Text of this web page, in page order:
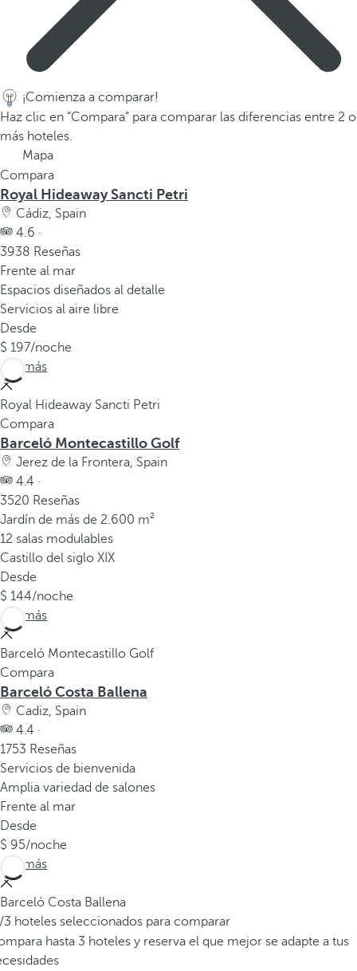
p
c
n
d
e
l
a
v
e
n
t
a
a
e
m
e
r
g
e
n
t
e
.
¡Comienza a comparar!
Haz clic en “Compara” para comparar las diferencias entre 2 o
más hoteles.
Mapa
Compara
Royal Hideaway Sancti Petri
Cádiz, Spain
4.6 ·
3938 Reseñas
Frente al mar
Espacios diseñados al detalle
Servicios al aire libre
Desde
197/noche
Ver más
Royal Hideaway Sancti Petri
Compara
Barceló Montecastillo Golf
Jerez de la Frontera, Spain
4.4 ·
3520 Reseñas
Jardín de más de 2.600 m²
12 salas modulables
Castillo del siglo XIX
Desde
144/noche
Ver más
Barceló Montecastillo Golf
Compara
Barceló Costa Ballena
Cadiz, Spain
4.4 ·
1753 Reseñas
Servicios de bienvenida
Amplia variedad de salones
Frente al mar
Desde
95/noche
Ver más
Barceló Costa Ballena
/3 hoteles seleccionados para comparar
hasta 3 hoteles y reserva el que mejor se adapte a tus